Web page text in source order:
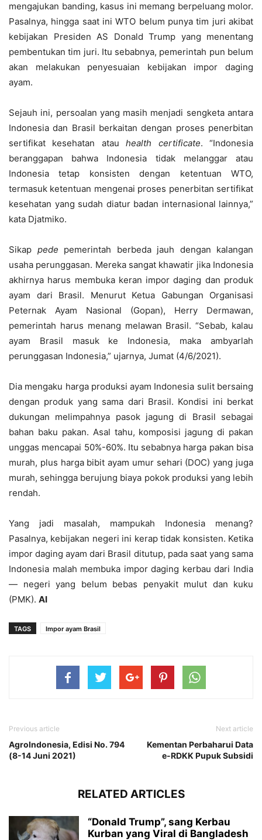
mengajukan banding, kasus ini memang berpeluang molor.
Pasalnya, hingga saat ini WTO belum punya tim juri akibat
kebijakan Presiden AS Donald Trump yang menentang
pembentukan tim juri. Itu sebabnya, pemerintah pun belum
akan melakukan penyesuaian kebijakan impor daging
ayam.
Sejauh ini, persoalan yang masih menjadi sengketa antara
Indonesia dan Brasil berkaitan dengan proses penerbitan
sertifikat kesehatan atauhealth certificate. “Indonesia
beranggapan bahwa Indonesia tidak melanggar atau
Indonesia tetap konsisten dengan ketentuan WTO,
termasuk ketentuan mengenai proses penerbitan sertifikat
kesehatan yang sudah diatur badan internasional lainnya,”
kata Djatmiko.
Sikap pede pemerintah berbeda jauh dengan kalangan
usaha perunggasan. Mereka sangat khawatir jika Indonesia
akhirnya harus membuka keran impor daging dan produk
ayam dari Brasil. Menurut Ketua Gabungan Organisasi
Peternak Ayam Nasional (Gopan), Herry Dermawan,
pemerintah harus menang melawan Brasil. “Sebab, kalau
ayam Brasil masuk ke Indonesia, maka ambyarlah
perunggasan Indonesia,” ujarnya, Jumat (4/6/2021).
Dia mengaku harga produksi ayam Indonesia sulit bersaing
dengan produk yang sama dari Brasil. Kondisi ini berkat
dukungan melimpahnya pasok jagung di Brasil sebagai
bahan baku pakan. Asal tahu, komposisi jagung di pakan
unggas mencapai 50%-60%. Itu sebabnya harga pakan bisa
murah, plus harga bibit ayam umur sehari (DOC) yang juga
murah, sehingga berujung biaya pokok produksi yang lebih
rendah.
Yang jadi masalah, mampukah Indonesia menang?
Pasalnya, kebijakan negeri ini kerap tidak konsisten. Ketika
impor daging ayam dari Brasil ditutup, pada saat yang sama
Indonesia malah membuka impor daging kerbau dari India
— negeri yang belum bebas penyakit mulut dan kuku
(PMK). AI
TAGS Impor ayam Brasil
Previous article
AgroIndonesia, Edisi No. 794
(8-14 Juni 2021)
Next article
Kementan Perbaharui Data
e-RDKK Pupuk Subsidi
RELATED ARTICLES
“Donald Trump”, sang Kerbau
Kurban yang Viral di Bangladesh